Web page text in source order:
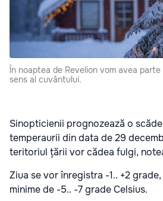
În noaptea de Revelion vom avea
sens al cuvântului.
Sinopticienii prognozează o
temperaurii din data de 29
teritoriul țării vor cădea fulgi,
Ziua se vor înregistra -1.. +2
minime de -5.. -7 grade Celsius.